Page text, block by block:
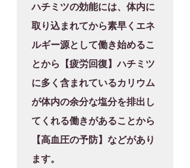
ハチミツの効能には、体内に
取り込まれてから素早くエネ
ルギー源として働き始めるこ
とから【疲労回復】ハチミツ
に多く含まれているカリウム
が体内の余分な塩分を排出し
てくれる働きがあることから
【高血圧の予防】などがあり
ます。